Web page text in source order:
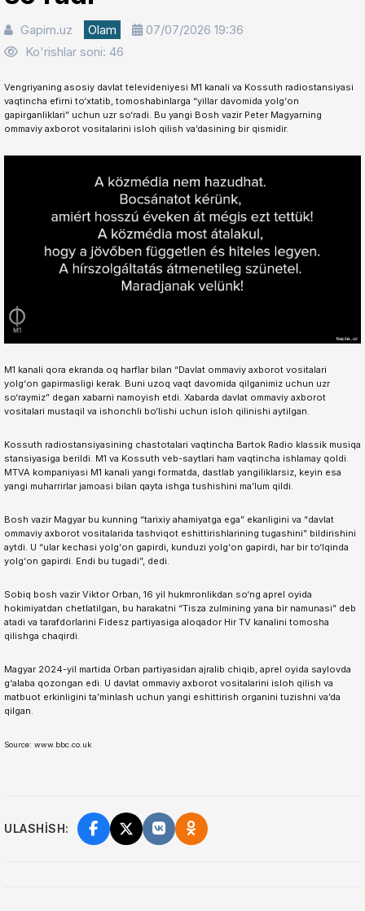
Gapim.uz Olam
07/07/2026 19:36
Ko'rishlar soni: 46
Vengriyaning asosiy davlat televideniyesi M1 kanali va Kossuth radiostansiyasi
vaqtincha efirni to‘xtatib, tomoshabinlarga “yillar davomida yolg‘on
gapirganliklari” uchun uzr so‘radi. Bu yangi Bosh vazir Peter Magyarning
ommaviy axborot vositalarini isloh qilish va’dasining bir qismidir.
M1 kanali qora ekranda oq harflar bilan “Davlat ommaviy axborot vositalari
yolg‘on gapirmasligi kerak. Buni uzoq vaqt davomida qilganimiz uchun uzr
so‘raymiz” degan xabarni namoyish etdi. Xabarda davlat ommaviy axborot
vositalari mustaqil va ishonchli bo‘lishi uchun isloh qilinishi aytilgan.
Kossuth radiostansiyasining chastotalari vaqtincha Bartok Radio klassik musiqa
stansiyasiga berildi. M1 va Kossuth veb-saytlari ham vaqtincha ishlamay qoldi.
MTVA kompaniyasi M1 kanali yangi formatda, dastlab yangiliklarsiz, keyin esa
yangi muharrirlar jamoasi bilan qayta ishga tushishini ma’lum qildi.
Bosh vazir Magyar bu kunning “tarixiy ahamiyatga ega” ekanligini va “davlat
ommaviy axborot vositalarida tashviqot eshittirishlarining tugashini” bildirishini
aytdi. U “ular kechasi yolg‘on gapirdi, kunduzi yolg‘on gapirdi, har bir to‘lqinda
yolg‘on gapirdi. Endi bu tugadi”, dedi.
Sobiq bosh vazir Viktor Orban, 16 yil hukmronlikdan so‘ng aprel oyida
hokimiyatdan chetlatilgan, bu harakatni “Tisza zulmining yana bir namunasi” deb
atadi va tarafdorlarini Fidesz partiyasiga aloqador Hir TV kanalini tomosha
qilishga chaqirdi.
Magyar 2024-yil martida Orban partiyasidan ajralib chiqib, aprel oyida saylovda
g‘alaba qozongan edi. U davlat ommaviy axborot vositalarini isloh qilish va
matbuot erkinligini ta’minlash uchun yangi eshittirish organini tuzishni va’da
qilgan.
Source: www.bbc.co.uk
ULASHISH: